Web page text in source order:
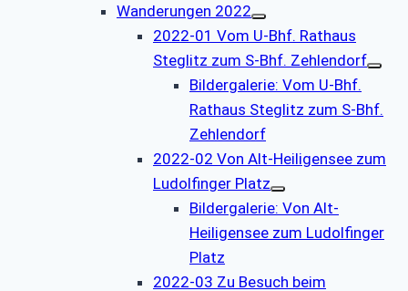
Wanderungen 2022
2022-01 Vom U-Bhf. Rathaus
Steglitz zum S-Bhf. Zehlendorf
Bildergalerie: Vom U-Bhf.
Rathaus Steglitz zum S-Bhf.
Zehlendorf
2022-02 Von Alt-Heiligensee zum
Ludolfinger Platz
Bildergalerie: Von Alt-
Heiligensee zum Ludolfinger
Platz
2022-03 Zu Besuch beim